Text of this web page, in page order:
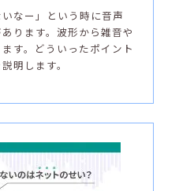
なー」という時に音声
ります。波形から雑音や
す。どういったポイント
明します。